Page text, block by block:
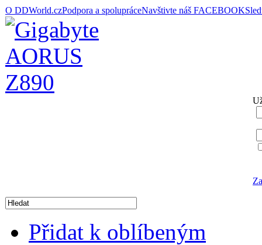
O DDWorld.czPodpora a spolupráceNavštivte náš FACEBOOK
Přidat k oblíbeným